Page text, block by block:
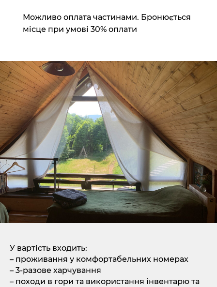
Можливо оплата частинами. Бронюється
місце при умові 30% оплати
У вартість входить:
– проживання у комфортабельних номерах
– 3-разове харчування
– походи в гори та використання інвентарю та